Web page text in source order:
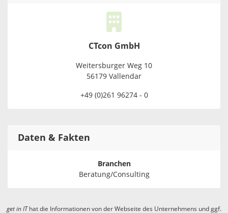
CTcon GmbH
Weitersburger Weg 10
56179 Vallendar
+49 (0)261 96274 - 0
Daten & Fakten
Branchen
Beratung/Consulting
get in IThat die Informationen von der Webseite des Unternehmens und ggf.